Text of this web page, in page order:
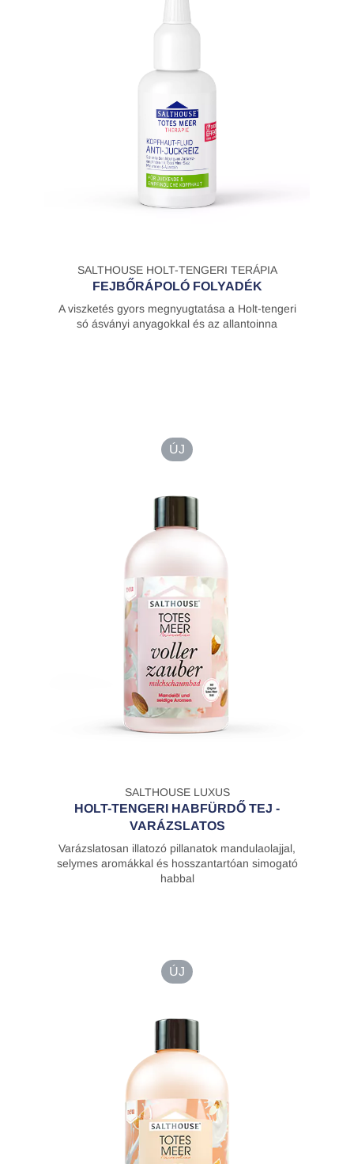
SALTHOUSE HOLT-TENGERI TERÁPIA
FEJBŐRÁPOLÓ FOLYADÉK
A viszketés gyors megnyugtatása a Holt-tengeri
só ásványi anyagokkal és az allantoinna
ÚJ
SALTHOUSE LUXUS
HOLT-TENGERI HABFÜRDŐ TEJ -
VARÁZSLATOS
Varázslatosan illatozó pillanatok mandulaolajjal,
selymes aromákkal és hosszantartóan simogató
habbal
ÚJ